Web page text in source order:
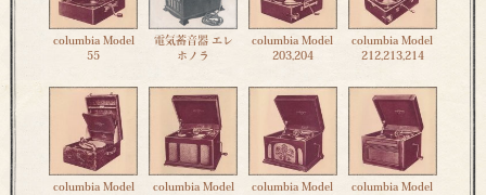
columbia Model
55
電気蓄音器 エレ
ホノラ
columbia Model
203,204
columbia Model
212,213,214
columbia Model
columbia Model
columbia Model
columbia Model